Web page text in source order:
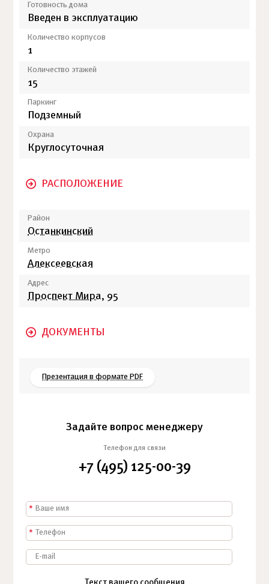
Готовность дома
Введен в эксплуатацию
Количество корпусов
1
Количество этажей
15
Паркинг
Подземный
Охрана
Круглосуточная
РАСПОЛОЖЕНИЕ
Район
Останкинский
Метро
Алексеевская
Адрес
Проспект Мира, 95
ДОКУМЕНТЫ
Презентация в формате PDF
Задайте вопрос менеджеру
Телефон для связи
+7 (495) 125-00-39
*
*